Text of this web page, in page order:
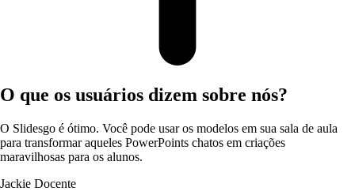
O que os usuários dizem sobre nós?
O Slidesgo é ótimo. Você pode usar os modelos em sua sala de aula
para transformar aqueles PowerPoints chatos em criações
maravilhosas para os alunos.
Jackie Docente